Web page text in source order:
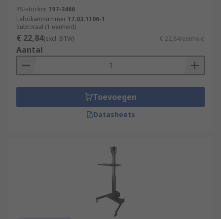
RS-stocknr. 197-3466
Fabrikantnummer 17.03.1106-1
Subtotaal (1 eenheid)
€ 22,84(excl. BTW) € 22,84/eenheid
Aantal
Toevoegen
Datasheets